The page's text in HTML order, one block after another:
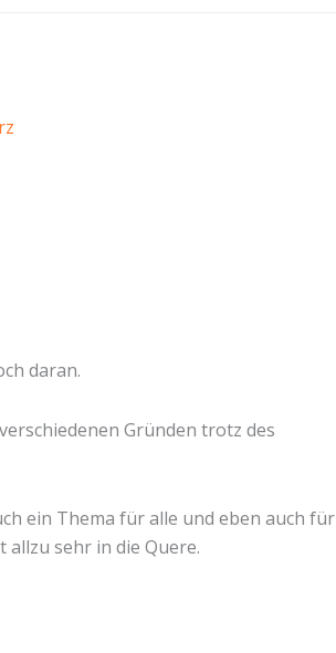
daran.
Gründen trotz des
ein Thema für alle und eben auch für
sehr in die Quere.